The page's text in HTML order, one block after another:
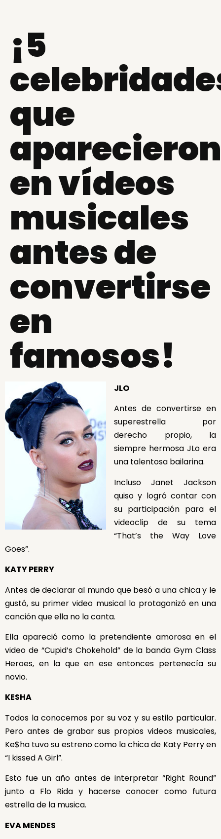
¡5
que
aparecieron
en vídeos
musicales
antes de
convertirse
en
famosos!
JLO
Antes de convertirse en
superestrella por
derecho propio, la
siempre hermosa JLo era
una talentosa bailarina.
Incluso Janet Jackson
quiso y logró contar con
su participación para el
videoclip de su tema
“That’s the Way Love
Goes”.
KATY PERRY
Antes de declarar al mundo que besó a una chica y le
gustó, su primer video musical lo protagonizó en una
canción que ella no la canta.
Ella apareció como la pretendiente amorosa en el
video de “Cupid’s Chokehold” de la banda Gym Class
Heroes, en la que en ese entonces pertenecía su
novio.
KESHA
Todos la conocemos por su voz y su estilo particular.
Pero antes de grabar sus propios videos musicales,
Ke$ha tuvo su estreno como la chica de Katy Perry en
“I kissed A Girl”.
Esto fue un año antes de interpretar “Right Round”
junto a Flo Rida y hacerse conocer como futura
estrella de la musica.
EVA MENDES